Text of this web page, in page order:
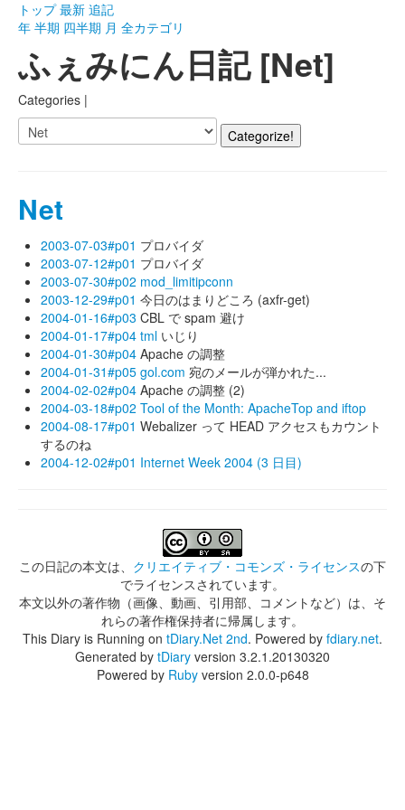
トップ 最新 追記
年 半期 四半期 月 全カテゴリ
ふぇみにん日記 [Net]
Categories |
Net
2003-07-03#p01 プロバイダ
2003-07-12#p01 プロバイダ
2003-07-30#p02 mod_limitipconn
2003-12-29#p01 今日のはまりどころ (axfr-get)
2004-01-16#p03 CBL で spam 避け
2004-01-17#p04 tml いじり
2004-01-30#p04 Apache の調整
2004-01-31#p05 gol.com 宛のメールが弾かれた...
2004-02-02#p04 Apache の調整 (2)
2004-03-18#p02 Tool of the Month: ApacheTop and iftop
2004-08-17#p01 Webalizer って HEAD アクセスもカウント
するのね
2004-12-02#p01 Internet Week 2004 (3 日目)
この日記の本文は、 クリエイティブ・コモンズ・ライセンスの下
でライセンスされています。
本文以外の著作物（画像、動画、引用部、コメントなど）は、そ
れらの著作権保持者に帰属します。
This Diary is Running on tDiary.Net 2nd. Powered by fdiary.net.
Generated by tDiary version 3.2.1.20130320
Powered by Rubyversion 2.0.0-p648